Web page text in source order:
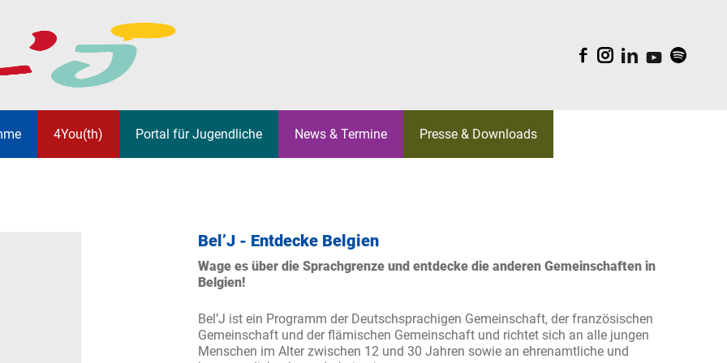
F I L Y S
YOUTH WIKI
ANALYSE UND STATISTIK WEITERBILDUNGEN
4You(th) Portal für Jugendliche News & Termine Presse & Downloads
Bel’J - Entdecke Belgien
Wage es über die Sprachgrenze und entdecke die anderen Gemeinschaften in
Belgien!
Bel’J ist ein Programm der Deutschsprachigen Gemeinschaft, der französischen
Gemeinschaft und der flämischen Gemeinschaft und richtet sich an alle jungen
Menschen im Alter zwischen 12 und 30 Jahren sowie an ehrenamtliche und